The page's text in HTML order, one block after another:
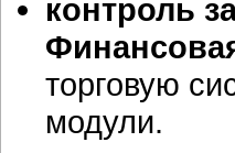
контроль
торговую
модули.